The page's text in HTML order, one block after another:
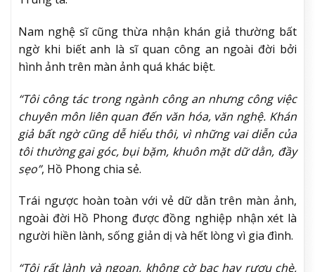
Nam nghệ sĩ cũng thừa nhận khán giả thường bất
ngờ khi biết anh là sĩ quan công an ngoài đời bởi
hình ảnh trên màn ảnh quá khác biệt.
“Tôi công tác trong ngành công an nhưng công việc
chuyên môn liên quan đến văn hóa, văn nghệ. Khán
giả bất ngờ cũng dễ hiểu thôi, vì những vai diễn của
tôi thường gai góc, bụi bặm, khuôn mặt dữ dằn, đầy
sẹo”, Hồ Phong chia sẻ.
Trái ngược hoàn toàn với vẻ dữ dằn trên màn ảnh,
ngoài đời Hồ Phong được đồng nghiệp nhận xét là
người hiền lành, sống giản dị và hết lòng vì gia đình.
“Tôi rất lành và ngoan, không cờ bạc hay rượu chè,